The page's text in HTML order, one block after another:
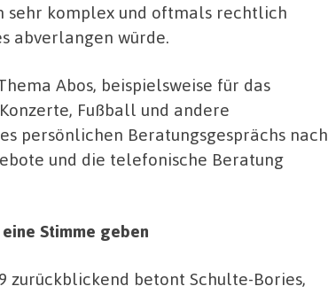
sehr komplex und oftmals rechtlich
abverlangen würde.
Abos, beispielsweise für das
Fußball und andere
persönlichen Beratungsgesprächs nach
und die telefonische Beratung
Stimme geben
zurückblickend betont Schulte-Bories,